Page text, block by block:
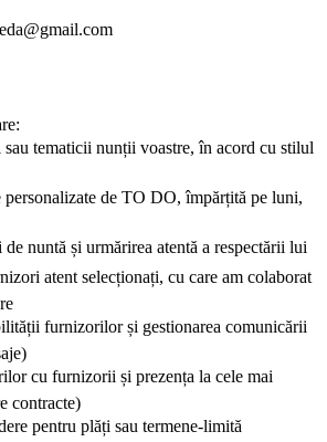
tematicii nunții voastre, în acord cu stilul
de TO DO, împărțită pe luni,
nuntă și urmărirea atentă a respectării lui
atent selecționați, cu care am colaborat
furnizorilor și gestionarea comunicării
cu furnizorii și prezența la cele mai
contracte)
pentru plăți sau termene-limită